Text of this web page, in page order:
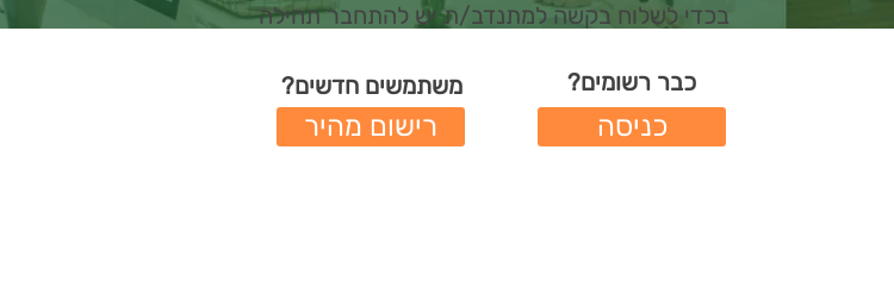
בכדי לשלוח בקשה למתנדב/ת יש להתחבר תחילה
משתמשים חדשים?
רישום מהיר
כבר רשומים?
כניסה